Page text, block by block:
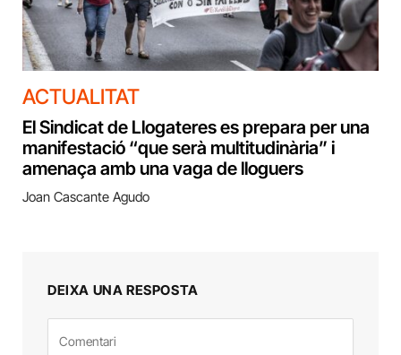
ACTUALITAT
El Sindicat de Llogateres es prepara per una
manifestació “que serà multitudinària” i
amenaça amb una vaga de lloguers
Joan Cascante Agudo
DEIXA UNA RESPOSTA